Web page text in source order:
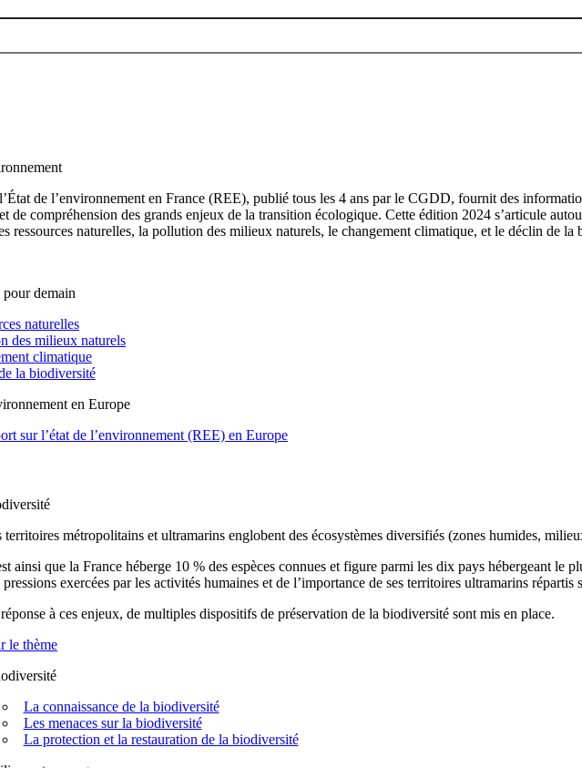
de l’environnement en France (REE), publié tous les 4 ans par le CGDD, fournit des
de compréhension des grands enjeux de la transition écologique. Cette édition 2024 s’articule
ressources naturelles, la pollution des milieux naturels, le changement climatique, et le déclin de la
demain
naturelles
des milieux naturels
climatique
la biodiversité
en Europe
sur l’état de l’environnement (REE) en Europe
territoires métropolitains et ultramarins englobent des écosystèmes diversifiés (zones humides,
ainsi que la France héberge 10 % des espèces connues et figure parmi les dix pays hébergeant le
pressions exercées par les activités humaines et de l’importance de ses territoires ultramarins répartis
à ces enjeux, de multiples dispositifs de préservation de la biodiversité sont mis en place.
le thème
La connaissance de la biodiversité
Les menaces sur la biodiversité
La protection et la restauration de la biodiversité